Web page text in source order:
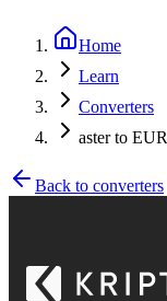
Home
Learn
Converters
aster to EUR
Back to converters